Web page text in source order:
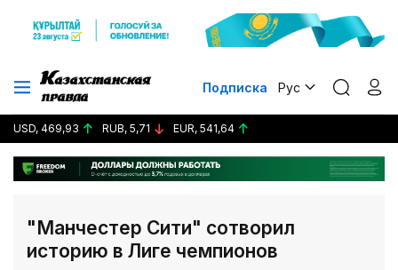
Подписка Рус
USD, 469,93 RUB, 5,71 EUR, 541,64
"Манчестер Сити" сотворил
историю в Лиге чемпионов